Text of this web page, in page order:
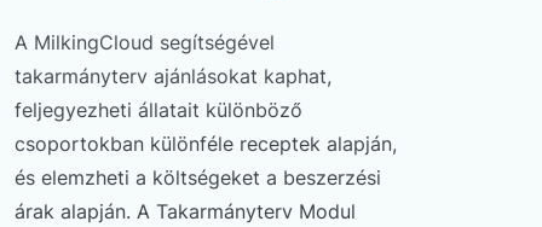
A MilkingCloud segítségével
takarmányterv ajánlásokat kaphat,
feljegyezheti állatait különböző
csoportokban különféle receptek alapján,
és elemzheti a költségeket a beszerzési
árak alapján. A Takarmányterv Modul